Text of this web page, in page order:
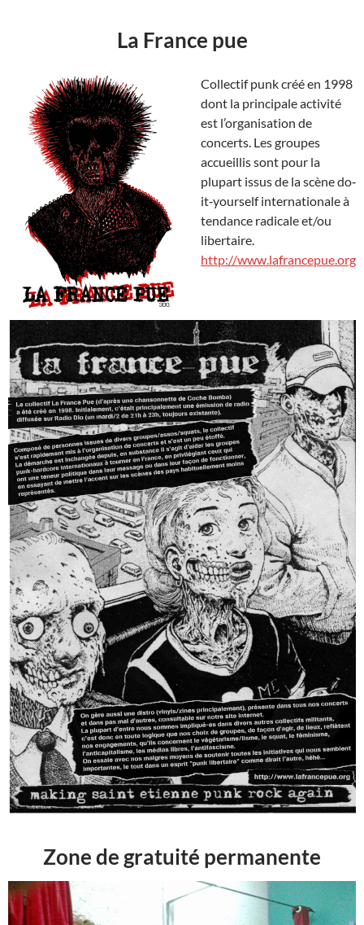
La France pue
Collectif punk créé en 1998
dont la principale activité
est l’organisation de
concerts. Les groupes
accueillis sont pour la
plupart issus de la scène do‐
it‐yourself internationale à
tendance radicale et/ou
libertaire.
http://www.lafrancepue.org
Zone de gratuité permanente